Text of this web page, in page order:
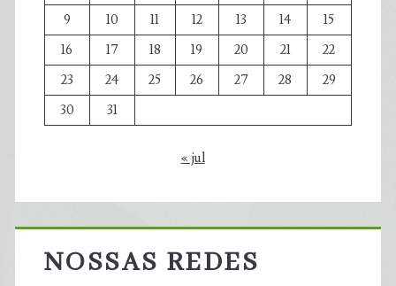
9
10 11 12 13 14
15
16
17 18 19 20 21
22
23
24 25 26 27 28
29
30
31
« jul
NOSSAS REDES